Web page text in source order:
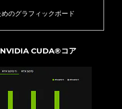
のグラフィックボード
NVIDIA CUDA®コア